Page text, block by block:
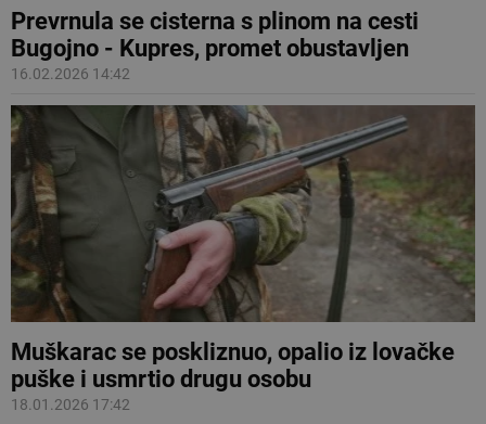
Prevrnula se cisterna s plinom na cesti
Bugojno - Kupres, promet obustavljen
16.02.2026 14:42
Muškarac se poskliznuo, opalio iz lovačke
puške i usmrtio drugu osobu
18.01.2026 17:42